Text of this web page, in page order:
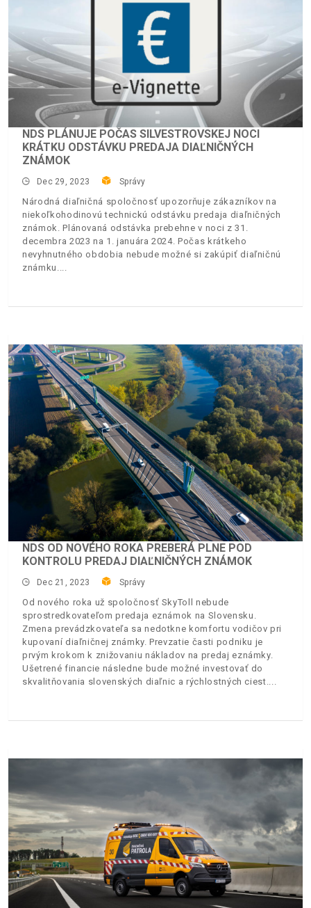
NDS PLÁNUJE POČAS SILVESTROVSKEJ NOCI
KRÁTKU ODSTÁVKU PREDAJA DIAĽNIČNÝCH
ZNÁMOK
Dec 29, 2023 Správy
Národná diaľničná spoločnosť upozorňuje zákazníkov na
niekoľkohodinovú technickú odstávku predaja diaľničných
známok. Plánovaná odstávka prebehne v noci z 31.
decembra 2023 na 1. januára 2024. Počas krátkeho
nevyhnutného obdobia nebude možné si zakúpiť diaľničnú
známku.
NDS OD NOVÉHO ROKA PREBERÁ PLNE POD
KONTROLU PREDAJ DIAĽNIČNÝCH ZNÁMOK
Dec 21, 2023 Správy
Od nového roka už spoločnosť SkyToll nebude
sprostredkovateľom predaja eznámok na Slovensku.
Zmena prevádzkovateľa sa nedotkne komfortu vodičov pri
kupovaní diaľničnej známky. Prevzatie časti podniku je
prvým krokom k znižovaniu nákladov na predaj eznámky.
Ušetrené financie následne bude možné investovať do
skvalitňovania slovenských diaľnic a rýchlostných ciest.